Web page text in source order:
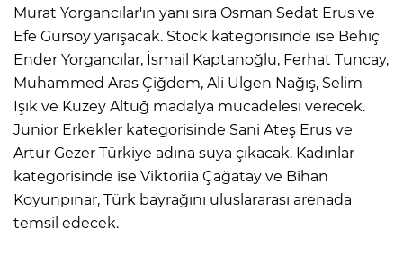
Murat Yorgancılar'ın yanı sıra Osman Sedat Erus ve
Efe Gürsoy yarışacak. Stock kategorisinde ise Behiç
Ender Yorgancılar, İsmail Kaptanoğlu, Ferhat Tuncay,
Muhammed Aras Çiğdem, Ali Ülgen Nağış, Selim
Işık ve Kuzey Altuğ madalya mücadelesi verecek.
Junior Erkekler kategorisinde Sani Ateş Erus ve
Artur Gezer Türkiye adına suya çıkacak. Kadınlar
kategorisinde ise Viktoriia Çağatay ve Bihan
Koyunpınar, Türk bayrağını uluslararası arenada
temsil edecek.